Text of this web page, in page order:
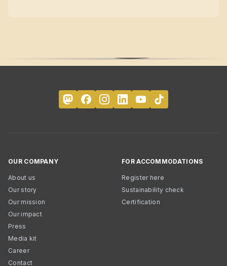
OUR COMPANY
About us
Our story
Our mission
Our impact
Press
Media kit
Career
Contact
FOR ACCOMMODATIONS
Register here
Sustainability check
Certification